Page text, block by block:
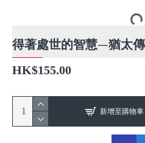
得著處世的智慧—猶太
HK$155.00
新增至購物車